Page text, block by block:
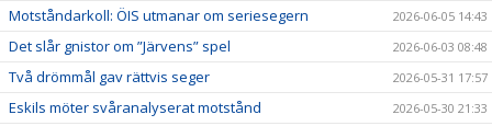
Motståndarkoll: ÖIS utmanar om seriesegern 2026-06-05 14:43
Det slår gnistor om ”Järvens” spel 2026-06-03 08:48
Två drömmål gav rättvis seger 2026-05-31 17:57
Eskils möter svåranalyserat motstånd 2026-05-30 21:33